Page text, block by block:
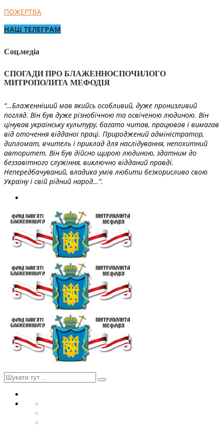
ПОЖЕРТВА
НАШ ТЕЛЕГРАМ
Соц.медіа
СПОГАДИ ПРО БЛАЖЕННОСПОЧИЛОГО
МИТРОПОЛИТА МЕФОДІЯ
“…Блаженніший мав якийсь особливий, дуже пронизливий
погляд. Він був дуже різнобічною та освіченою людиною. Він
цінував українську культуру, багато читав, працював і вимагав
від оточення відданої праці. Природжений адміністратор,
дипломат, вчитель і приклад для наслідування, непохитний
авторитет. Він був дійсно щирою людиною, здатним до
беззавітного служіння, виключно відданий правді.
Непередбачуваний, владика умів любити безкорисливо свою
Україну і свій рідний народ…”.